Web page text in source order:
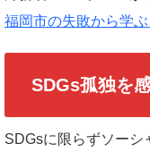
福岡市の失敗から学
SDGs孤独を
SDGsに限らずソーシ